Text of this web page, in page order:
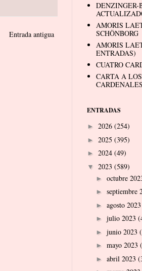
Entrada antigua
DENZINGER-
AMORIS
SCHÖNBORG
AMORIS
ENTRADAS)
CUATRO
CARTA A
CARDENALES
ENTRADAS
► 2026 (254)
► 2025 (395)
► 2024 (49)
▼ 2023 (589)
► octubre
► septiembre
► agosto 2023
► julio 2023
► junio 2023
► mayo 2023
► abril 2023